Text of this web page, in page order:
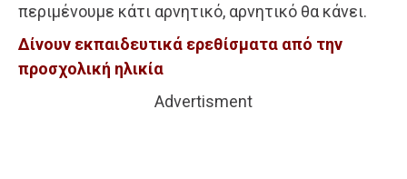
περιμένουμε κάτι αρνητικό, αρνητικό θα κάνει.
Δίνουν εκπαιδευτικά ερεθίσματα από την
προσχολική ηλικία
Advertisment